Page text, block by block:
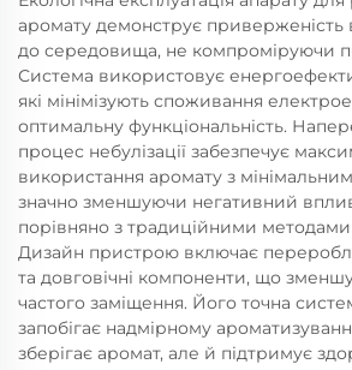
аромату демонструє приверженість
до середовища, не компроміруючи
Система використовує
які мінімізують споживання
оптимальну функціональність.
процес небулізації забезпечує
використання аромату з
значно зменшуючи негативний
порівняно з традиційними методами
Дизайн пристрою включає
та довговічні компоненти, що
частого заміщення. Його точна
запобігає надмірному
зберігає аромат, але й підтримує